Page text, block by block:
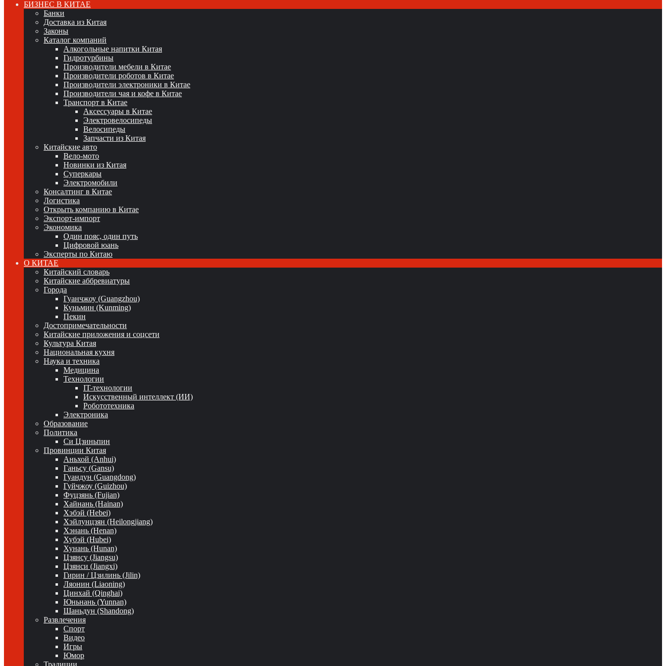
БИЗНЕС В КИТАЕ
Банки
Доставка из Китая
Законы
Каталог компаний
Алкогольные напитки Китая
Гидротурбины
Производители мебели в Китае
Производители роботов в Китае
Производители электроники в Китае
Производители чая и кофе в Китае
Транспорт в Китае
Аксессуары в Китае
Электровелосипеды
Велосипеды
Запчасти из Китая
Китайские авто
Вело-мото
Новинки из Китая
Суперкары
Электромобили
Консалтинг в Китае
Логистика
Открыть компанию в Китае
Экспорт-импорт
Экономика
Один пояс, один путь
Цифровой юань
Эксперты по Китаю
О КИТАЕ
Китайский словарь
Китайские аббревиатуры
Города
Гуанчжоу (Guangzhou)
Куньмин (Kunming)
Пекин
Достопримечательности
Китайские приложения и соцсети
Культура Китая
Национальная кухня
Наука и техника
Медицина
Технологии
IT-технологии
Искусственный интеллект (ИИ)
Робототехника
Электроника
Образование
Политика
Си Цзиньпин
Провинции Китая
Аньхой (Anhui)
Ганьсу (Gansu)
Гуандун (Guangdong)
Гуйчжоу (Guizhou)
Фуцзянь (Fujian)
Хайнань (Hainan)
Хэбэй (Hebei)
Хэйлунцзян (Heilongjiang)
Хэнань (Henan)
Хубэй (Hubei)
Хунань (Hunan)
Цзянсу (Jiangsu)
Цзянси (Jiangxi)
Гирин / Цзилинь (Jilin)
Ляонин (Liaoning)
Цинхай (Qinghai)
Юньнань (Yunnan)
Шаньдун (Shandong)
Развлечения
Спорт
Видео
Игры
Юмор
Традиции